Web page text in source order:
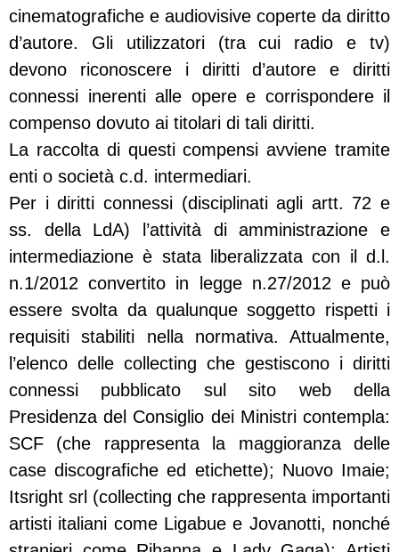
cinematografiche e audiovisive coperte da diritto
d’autore. Gli utilizzatori (tra cui radio e tv)
devono riconoscere i diritti d’autore e diritti
connessi inerenti alle opere e corrispondere il
compenso dovuto ai titolari di tali diritti.
La raccolta di questi compensi avviene tramite
enti o società c.d. intermediari.
Per i diritti connessi (disciplinati agli artt. 72 e
ss. della LdA) l’attività di amministrazione e
intermediazione è stata liberalizzata con il d.l.
n.1/2012 convertito in legge n.27/2012 e può
essere svolta da qualunque soggetto rispetti i
requisiti stabiliti nella normativa. Attualmente,
l’elenco delle collecting che gestiscono i diritti
connessi pubblicato sul sito web della
Presidenza del Consiglio dei Ministri contempla:
SCF (che rappresenta la maggioranza delle
case discografiche ed etichette); Nuovo Imaie;
Itsright srl (collecting che rappresenta importanti
artisti italiani come Ligabue e Jovanotti, nonché